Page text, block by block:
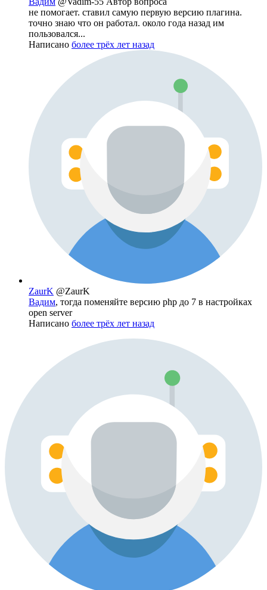
не помогает. ставил самую первую версию плагина.
точно знаю что он работал. около года назад им
пользовался...
Написано более трёх лет назад
ZaurK @ZaurK
Вадим, тогда поменяйте версию php до 7 в настройках
open server
Написано более трёх лет назад